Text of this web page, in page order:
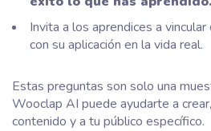
Invita a los aprendices a
con su aplicación en la vida real.
Estas preguntas son solo una
Wooclap AI puede ayudarte a
contenido y a tu público específico.